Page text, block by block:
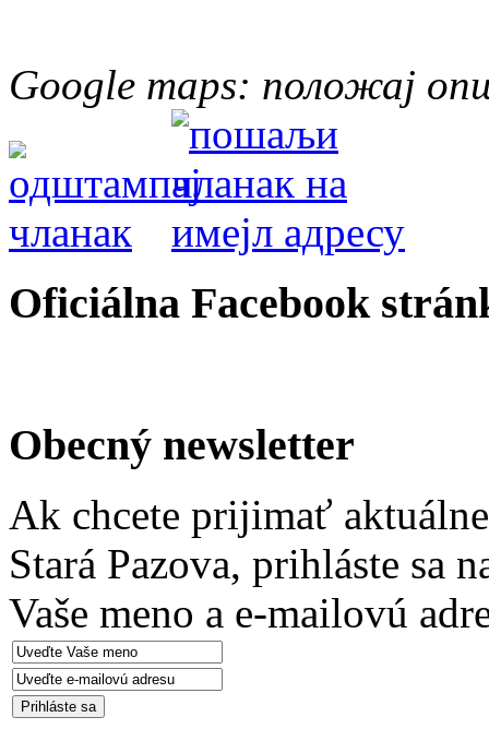
Google maps: положај
Oficiálna Facebook
Obecný newsletter
Ak chcete prijimať
Stará Pazova, prihláste sa
Vaše meno a e-mailovú